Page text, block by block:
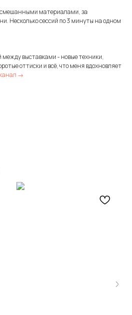
материалами, за
Несколько сессий по 3 минуты на одном
между выставками - новые техники,
оттиски и всё, что меня вдохновляет
→